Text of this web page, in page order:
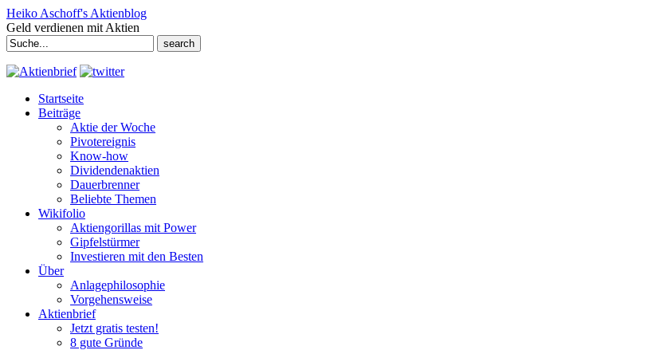
Heiko Aschoff's Aktienblog
Geld verdienen mit Aktien
Search
for:
Startseite
Beiträge
Aktie der Woche
Pivotereignis
Know-how
Dividendenaktien
Dauerbrenner
Beliebte Themen
Wikifolio
Aktiengorillas mit Power
Gipfelstürmer
Investieren mit den Besten
Über
Anlagephilosophie
Vorgehensweise
Aktienbrief
Jetzt gratis testen!
8 gute Gründe